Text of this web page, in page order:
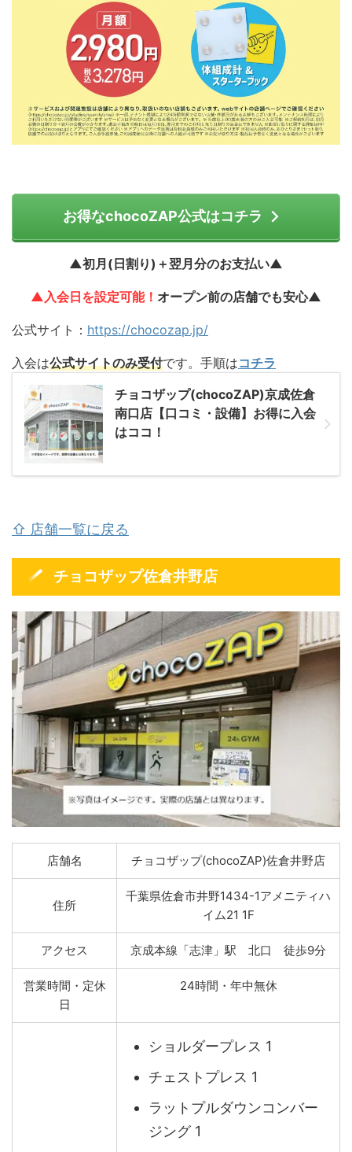
お得なchocoZAP公式はコチラ
▲初月(日割り)＋翌月分のお支払い▲
▲入会日を設定可能！ オープン前の店舗でも安心▲
公式サイト： https://chocozap.jp/
入会は公式サイトのみ受付です。手順はコチラ
チョコザップ(chocoZAP)京成佐倉
南口店【口コミ・設備】お得に入会
はココ！
⇧ 店舗一覧に戻る
チョコザップ佐倉井野店
店舗名 チョコザップ(chocoZAP)佐倉井野店
住所
千葉県佐倉市井野1434-1アメニティハ
イム21 1F
アクセス 京成本線「志津」駅 北口 徒歩9分
営業時間・定休
日
24時間・年中無休
ショルダープレス 1
チェストプレス 1
ラットプルダウンコンバー
ジング 1